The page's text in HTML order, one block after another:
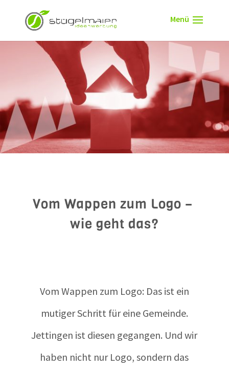
Vom Wappen zum Logo –
wie geht das?
Vom Wappen zum Logo: Das ist ein
mutiger Schritt für eine Gemeinde.
Jettingen ist diesen gegangen. Und wir
haben nicht nur Logo, sondern das